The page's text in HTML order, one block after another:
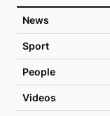
News
Sport
People
Videos